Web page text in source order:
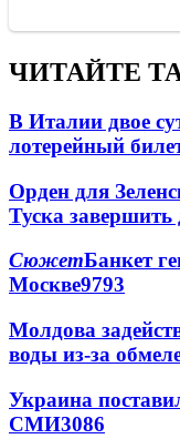
ЧИТАЙТЕ
В Италии двое
лотерейный
Орден для
Туска завершить
СюжетБанкет
Москве9793
Молдова
воды из-за
Украина
СМИ3086